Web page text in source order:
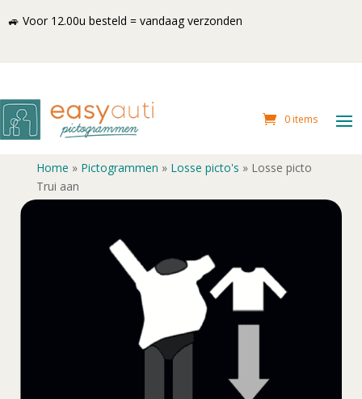
🚙 Voor 12.00u besteld = vandaag verzonden
0 items
Home » Pictogrammen » Losse picto's » Losse picto
Trui aan